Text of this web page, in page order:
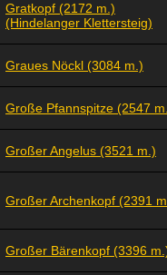
Gratkopf (2172 m.)
(Hindelanger Klettersteig)
Graues Nöckl (3084 m.)
Große Pfannspitze (2547
Großer Angelus (3521 m.)
Großer Archenkopf (2391
Großer Bärenkopf (3396